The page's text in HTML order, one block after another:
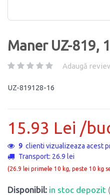
Maner UZ-819,
Adaugă
UZ-819128-16
15.93
9 clienti vizualizeaza acest
Transport: 26.9 lei
(26.9 lei primele 10 kg, peste 10 kg
Disponibil: in stoc depozit